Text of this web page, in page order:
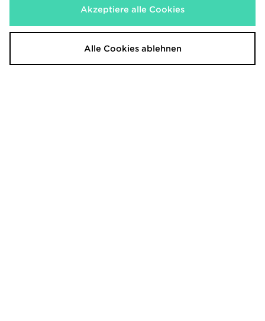
Anhänger
Akzeptiere alle Cookies
Alle Cookies ablehnen